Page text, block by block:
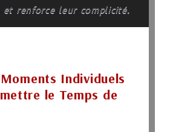
et renforce leur complicité.
Individuels
le Temps de